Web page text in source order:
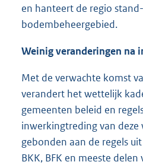
en hanteert de regio
bodembeheergebied.
Weinig veranderingen na
Met de verwachte komst
verandert het wettelijk
gemeenten beleid en
inwerkingtreding van
gebonden aan de regels
BKK, BFK en meeste